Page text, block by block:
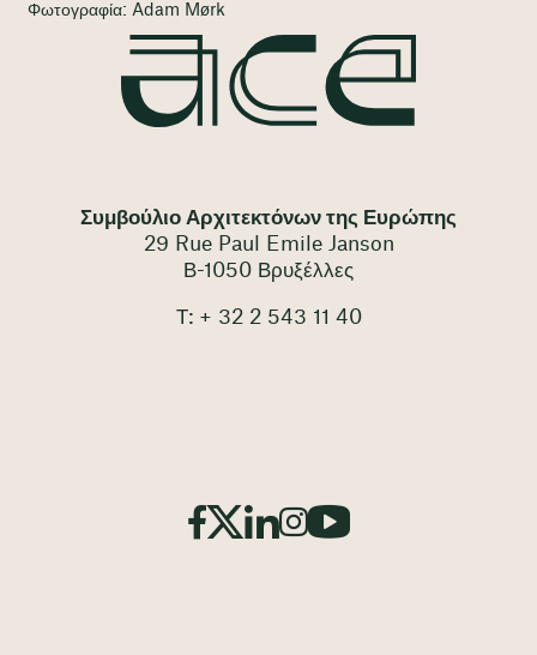
Φωτογραφία: Adam Mørk
Συμβούλιο Αρχιτεκτόνων της Ευρώπης
29 Rue Paul Emile Janson
Β-1050 Βρυξέλλες
Τ: + 32 2 543 11 40